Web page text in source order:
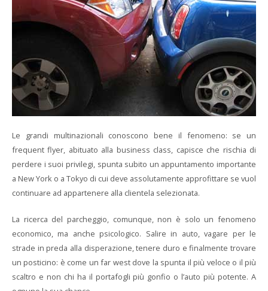
Le grandi multinazionali conoscono bene il fenomeno: se un
frequent flyer, abituato alla business class, capisce che rischia di
perdere i suoi privilegi, spunta subito un appuntamento importante
a New York o a Tokyo di cui deve assolutamente approfittare se vuol
continuare ad appartenere alla clientela selezionata.
La ricerca del parcheggio, comunque, non è solo un fenomeno
economico, ma anche psicologico. Salire in auto, vagare per le
strade in preda alla disperazione, tenere duro e finalmente trovare
un posticino: è come un far west dove la spunta il più veloce o il più
scaltro e non chi ha il portafogli più gonfio o l’auto più potente. A